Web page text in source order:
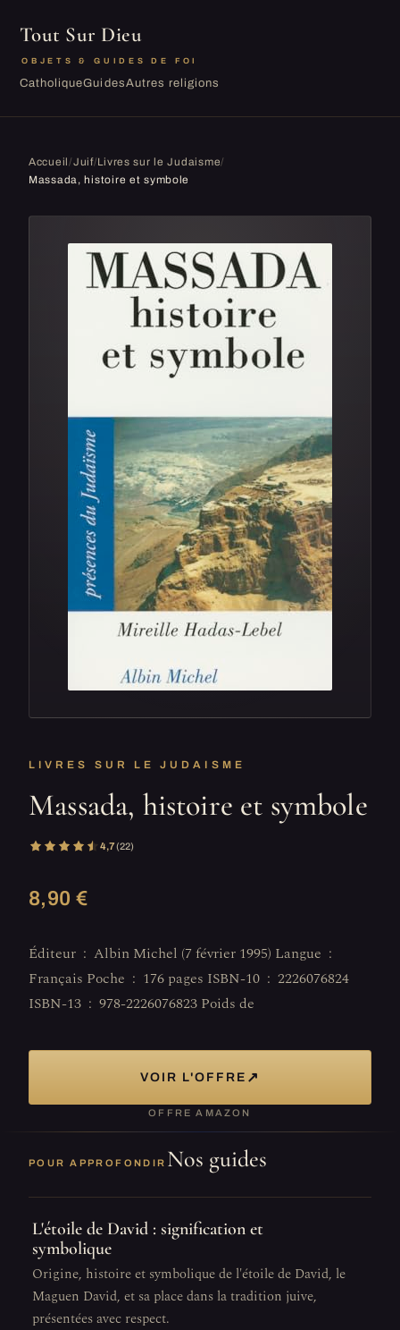
Tout Sur Dieu
OBJETS & GUIDES DE FOI
CatholiqueGuidesAutres religions
Accueil/Juif/Livres sur le Judaisme/
Massada, histoire et symbole
LIVRES SUR LE JUDAISME
Massada, histoire et symbole
4,7(22)
8,90 €
Éditeur ‏ : ‎ Albin Michel (7 février 1995) Langue ‏ : ‎
Français Poche ‏ : ‎ 176 pages ISBN-10 ‏ : ‎ 2226076824
ISBN-13 ‏ : ‎ 978-2226076823 Poids de
VOIR L'OFFRE ↗
OFFRE AMAZON
POUR APPROFONDIR Nos guides
L'étoile de David : signification et
symbolique
Origine, histoire et symbolique de l'étoile de David, le
Maguen David, et sa place dans la tradition juive,
présentées avec respect.